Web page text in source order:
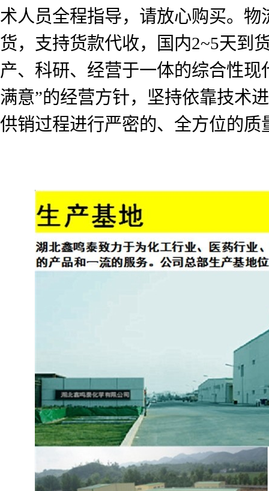
术人员全程指导，请放心购买。
货，支持货款代收，国内2~5天到
产、科研、经营于一体的综合性
满意”的经营方针，坚持依靠技术
供销过程进行严密的、全方位的